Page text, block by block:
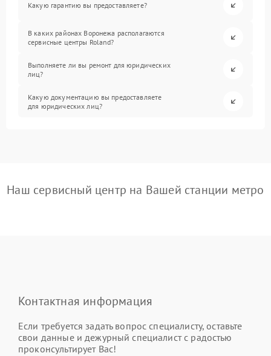
Какую гарантию вы предоставляете?
В каких районах Воронежа располагаются
сервисные центры Roland?
Выполняете ли вы ремонт для юридических
лиц?
Какую документацию вы предоставляете
для юридических лиц?
Наш сервисный центр на Вашей станции метро
Контактная информация
Если требуется задать вопрос специалисту, оставьте
свои данные и дежурный специалист с радостью
проконсультирует Вас!